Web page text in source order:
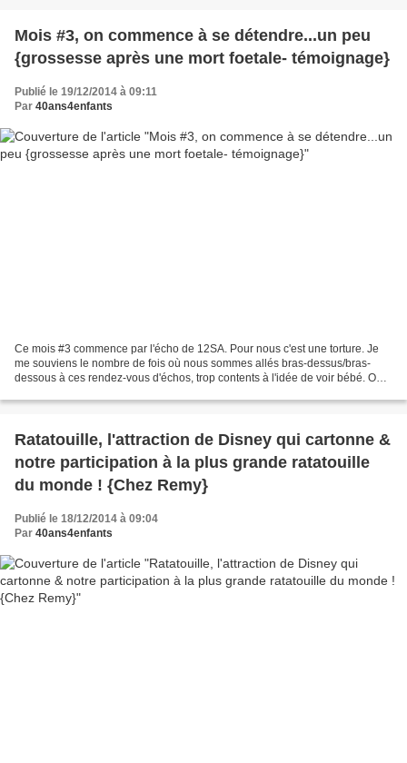
Mois #3, on commence à se détendre...un peu
{grossesse après une mort foetale- témoignage}
Publié le 19/12/2014 à 09:11
Par 40ans4enfants
Ce mois #3 commence par l'écho de 12SA. Pour nous c'est une torture. Je
me souviens le nombre de fois où nous sommes allés bras-dessus/bras-
dessous à ces rendez-vous d'échos, trop contents à l'idée de voir bébé. On
Ratatouille, l'attraction de Disney qui cartonne &
notre participation à la plus grande ratatouille
du monde ! {Chez Remy}
Publié le 18/12/2014 à 09:04
Par 40ans4enfants